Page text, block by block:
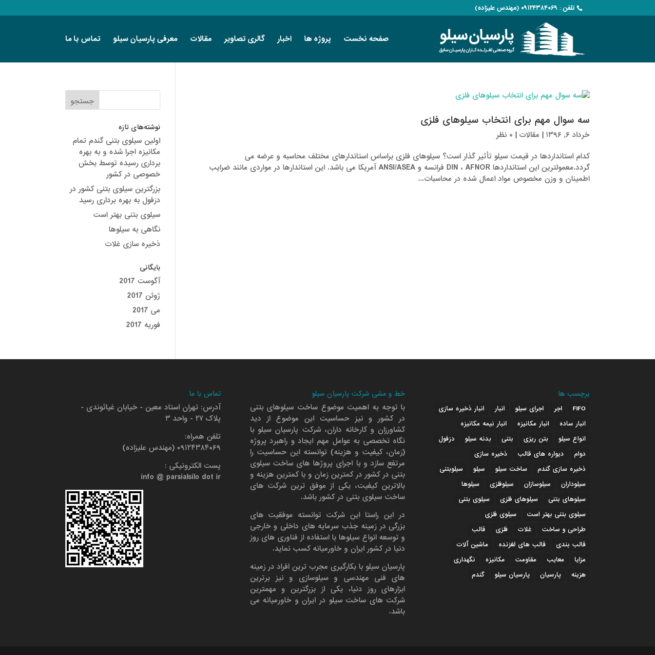
تلفن : ۰۹۱۲۴۳۸۴۰۶۹ (مهندس علیزاده)
صفحه نخست پروژه ها اخبار گالری تصاویر مقالات معرفی پارسیان سیلو تماس با ما
سه سوال مهم برای انتخاب سیلوهای فلزی
خرداد ۶, ۱۳۹۶ | مقالات | ۰ نظر
کدام استانداردها در قیمت سیلو تأثیر گذار است؟ سیلوهای فلزی براساس استاندارهای مختلف محاسبه و عرضه می
گردد.معمولترین این استانداردها DIN ، AFNOR فرانسه و ANSI/ASEA آمریکا می باشد. این استاندارها در مواردی مانند ضرایب
اطمینان و وزن مخصوص مواد اعمال شده در محاسبات...
نوشته‌های تازه
اولین سیلوی بتنی گندم تمام
مکانیزه اجرا شده و به بهره
برداری رسیده توسط بخش
خصوصی در کشور
بزرگترین سیلوی بتنی کشور در
دزفول به بهره برداری رسید
سیلوی بتنی بهتر است
نگاهی به سیلوها
ذخیره سازی غلات
بایگانی
آگوست 2017
ژوئن 2017
می 2017
فوریه 2017
تماس با ما
آدرس: تهران استاد معین - خیابان غیاثوندی -
پلاک ۲۷ - واحد ۳
تلفن همراه:
۰۹۱۲۴۳۸۴۰۶۹ (مهندس علیزاده)
پست الکترونیکی :
info @ parsialsilo dot ir
خط و مشی شرکت پارسیان سیلو
با توجه به اهمیت موضوع ساخت سیلوهای بتنی
در کشور و نیز حساسیت این موضوع از دید
کشاورزان و کارخانه داران، شرکت پارسیان سیلو با
نگاه تخصصی به عوامل مهم ایجاد و راهبرد پروژه
(زمان، کیفیت و هزینه) توانسته این حساسیت را
مرتفع سازد و با اجرای پروژها های ساخت سیلوی
بتنی در کشور در کمترین زمان و با کمترین هزینه و
بالاترین کیفیت، یکی از موفق ترین شرکت های
ساخت سیلوی بتنی در کشور باشد.
در این راستا این شرکت توانسته موفقیت های
بزرگی در زمینه جذب سرمایه های داخلی و خارجی
و توسعه انواع سیلوها با استفاده از فناوری های روز
دنیا در کشور ایران و خاورمیانه کسب نماید.
پارسیان سیلو با بکارگیری مجرب ترین افراد در زمینه
های فنی مهندسی و سیلوسازی و نیز برترین
ابزارهای روز دنیا، یکی از بزرگترین و مهمترین
شرکت های ساخت سیلو در ایران و خاورمیانه می
باشد.
برچسب ها
FIFO اجر اجرای سیلو انبار
انبار ذخیره سازی
انبار ساده
انبار مکانیزه
انبار نیمه مکانیزه
انواع سیلو
بتن ریزی بتنی بدنه سیلو
دزفول
دوام
دیواره های قالب
ذخیره سازی
ذخیره سازی گندم
ساخت سیلو سیلو
سیلوبتنی
سیلوداران
سیلوسازان سیلوفلزی
سیلوها
سیلوهای بتنی
سیلوهای فلزی
سیلوی بتنی
سیلوی بتنی بهتر است
سیلوی فلزی
طراحی و ساخت
غلات فلزی
قالب
قالب بندی
قالب های لغزنده
ماشین آلات
مزایا
معایب مقاومت مکانیزه
نگهداری
هزینه
پارسیان پارسیان سیلو گندم